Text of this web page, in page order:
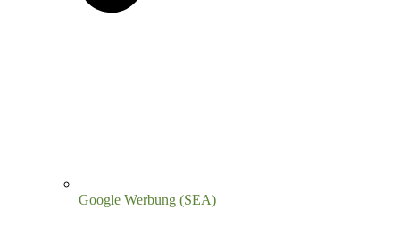
Google Werbung (SEA)